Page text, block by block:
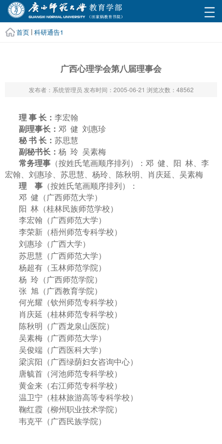
首页 科研通告1
广西心理学会第八届理事会
发布者：系统管理员 发布时间：2005-06-21 浏览次数： 48562
理 事 长：李宏翰
副理事长：邓 健 刘惠珍
秘 书 长：苏思慧
副秘书长：杨 玲 吴素梅
常务理事 （按姓氏笔画顺序排列）：邓 健、阳
林、李
宏翰、刘惠珍、苏思慧、杨玲、陈秋明、肖庆延、吴素梅
理
事 （按姓氏笔画顺序排列）：
邓 健（广西师范大学）
阳
林（桂林民族师范学校）
李宏翰（广西师范大学）
李荣新（梧州师范专科学校）
刘惠珍（广西大学）
苏思慧（广西师范大学）
杨超有（玉林师范学院）
杨 玲（广西师范学院）
张 旭（广西教育学院）
何光耀（钦州师范专科学校）
肖庆延（桂林师范专科学校）
陈秋明（广西龙泉山医院）
吴素梅（广西师范大学）
吴俊端（广西医科大学）
梁滨阳（广西绿荫妇女咨询中心）
唐毓首（河池师范专科学校）
黄金来（右江师范专科学校）
温卫宁（桂林旅游高等专科学校）
鞠红霞（柳州职业技术学院）
韦克平（广西民族学院）